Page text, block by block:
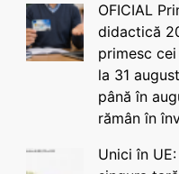
OFICIAL
didactică
primesc
la 31
până în
rămân în
Unici în